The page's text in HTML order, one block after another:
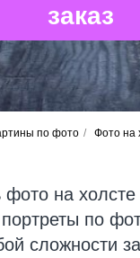
заказ
по фото / Фото на
фото на
по
сложности